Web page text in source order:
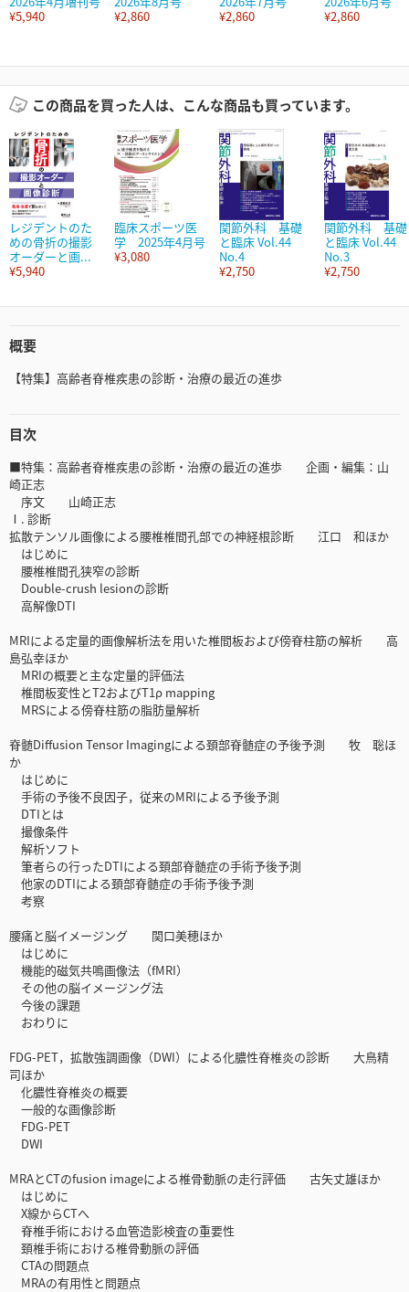
¥5,940
¥2,860
¥2,860
¥2,860
この商品を買った人は、こんな商品も買っています。
レジデントのた
めの骨折の撮影
オーダーと画...
¥5,940
臨床スポーツ医
学 2025年4月号
¥3,080
関節外科 基礎
と臨床 Vol.44
No.4
¥2,750
関節外科 基礎
と臨床 Vol.44
No.3
¥2,750
概要
【特集】高齢者脊椎疾患の診断・治療の最近の進歩
目次
■特集：高齢者脊椎疾患の診断・治療の最近の進歩 企画・編集：山
崎正志
序文 山崎正志
Ⅰ. 診断
拡散テンソル画像による腰椎椎間孔部での神経根診断 江口 和ほか
はじめに
腰椎椎間孔狭窄の診断
Double-crush lesionの診断
高解像DTI
MRIによる定量的画像解析法を用いた椎間板および傍脊柱筋の解析 高
島弘幸ほか
MRIの概要と主な定量的評価法
椎間板変性とT2およびT1ρ mapping
MRSによる傍脊柱筋の脂肪量解析
脊髄Diffusion Tensor Imagingによる頚部脊髄症の予後予測 牧 聡ほ
か
はじめに
手術の予後不良因子，従来のMRIによる予後予測
DTIとは
撮像条件
解析ソフト
筆者らの行ったDTIによる頚部脊髄症の手術予後予測
他家のDTIによる頚部脊髄症の手術予後予測
考察
腰痛と脳イメージング 関口美穂ほか
はじめに
機能的磁気共鳴画像法（fMRI）
その他の脳イメージング法
今後の課題
おわりに
FDG-PET，拡散強調画像（DWI）による化膿性脊椎炎の診断 大鳥精
司ほか
化膿性脊椎炎の概要
一般的な画像診断
FDG-PET
DWI
MRAとCTのfusion imageによる椎骨動脈の走行評価 古矢丈雄ほか
はじめに
X線からCTへ
脊椎手術における血管造影検査の重要性
頚椎手術における椎骨動脈の評価
CTAの問題点
MRAの有用性と問題点